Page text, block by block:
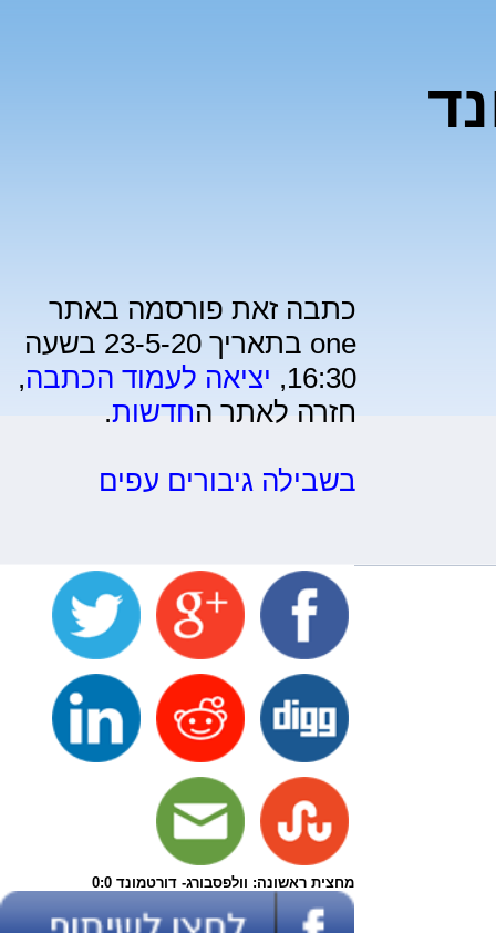
כתבה זאת פורסמה באתר
one בתאריך 23-5-20 בשעה
16:30, יציאה לעמוד הכתבה,
חזרה לאתר החדשות.
בשבילה גיבורים עפים
מחצית ראשונה: וולפסבורג- דורטמונד 0:0